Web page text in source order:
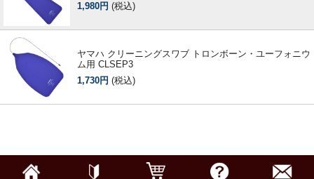
1,980円 (税込)
ヤマハ クリーニングスワブ トロンボーン・ユーフォニウ
ム用 CLSEP3
1,730円 (税込)